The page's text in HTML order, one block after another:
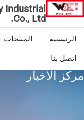
Industrial
Co., Ltd.
الرئيسية المنتجات
اتصل بنا
مركز الأخبار